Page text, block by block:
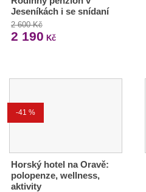
Jeseníkách i se snídaní
2 600 Kč
2 190 Kč
-41 %
Horský hotel na Oravě:
polopenze, wellness,
aktivity